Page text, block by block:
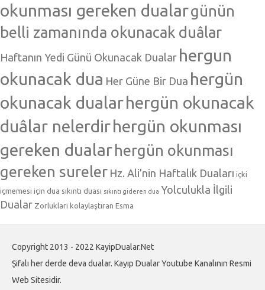
okunması gereken dualargünün
belli zamanında okunacak duâlar
Haftanın Yedi Günü Okunacak Dualar hergun
okunacak dua Her Güne Bir Dua hergün
okunacak dualarhergün okunacak
duâlar nelerdirhergün okunması
gereken dualar hergün okunması
gereken sureler Hz. Ali’nin Haftalık Duaları içki
içmemesi için dua sıkıntı duası sıkıntı gideren dua Yolculukla İlgili
Dualar Zorlukları kolaylaştıran Esma
Copyright 2013 - 2022 KayipDualar.Net
Şifalı her derde deva dualar. Kayıp Dualar Youtube Kanalının Resmi
Web Sitesidir.